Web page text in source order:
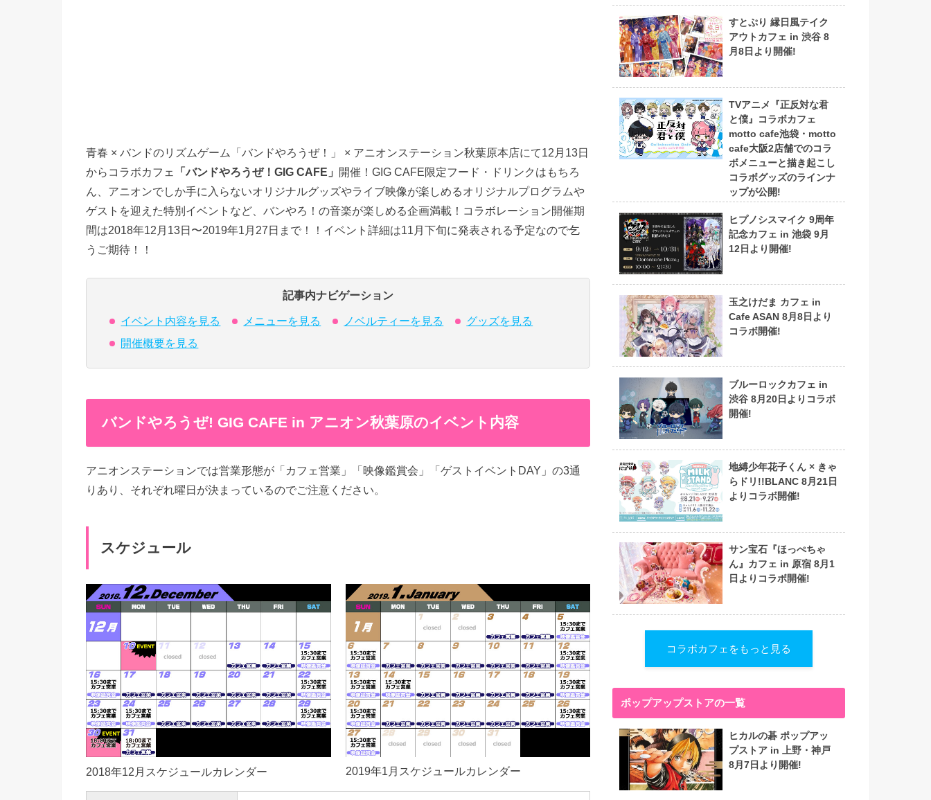
青春 × バンドのリズムゲーム「バンドやろうぜ！」 × アニオンステーション秋葉原本店にて12月13日
からコラボカフェ
「バンドやろうぜ！GIG CAFE」 開催！GIG CAFE限定フード・ドリンクはもちろ
ん、アニオンでしか手に入らないオリジナルグッズやライブ映像が楽しめるオリジナルプログラムや
ゲストを迎えた特別イベントなど、バンやろ！の音楽が楽しめる企画満載！コラボレーション開催期
間は2018年12月13日〜2019年1月27日まで！！イベント詳細は11月下旬に発表される予定なので乞
うご期待！！
記事内ナビゲーション
イベント内容を見る メニューを見る ノベルティーを見る
グッズを見る
開催概要を見る
バンドやろうぜ! GIG CAFE in アニオン秋葉原のイベント内容
アニオンステーションでは営業形態が「カフェ営業」「映像鑑賞会」「ゲストイベントDAY」の3通
りあり、それぞれ曜日が決まっているのでご注意ください。
スケジュール
2018年12月スケジュールカレンダー 2019年1月スケジュールカレンダー
すとぷり 縁日風テイク
アウトカフェ in 渋谷 8
月8日より開催!
TVアニメ『正反対な君
と僕』コラボカフェ
motto cafe池袋・motto
cafe大阪2店舗でのコラ
ボメニューと描き起こし
コラボグッズのラインナ
ップが公開!
ヒプノシスマイク 9周年
記念カフェ in 池袋 9月
12日より開催!
玉之けだま カフェ in
Cafe ASAN 8月8日より
コラボ開催!
ブルーロックカフェ in
渋谷 8月20日よりコラボ
開催!
地縛少年花子くん × きゃ
らドリ!!BLANC 8月21日
よりコラボ開催!
サン宝石『ほっぺちゃ
ん』カフェ in 原宿 8月1
日よりコラボ開催!
コラボカフェをもっと見る
ポップアップストアの一覧
ヒカルの碁 ポップアッ
プストア in 上野・神戸
8月7日より開催!